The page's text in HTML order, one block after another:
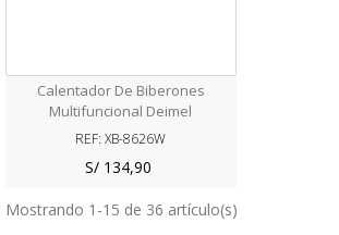
Calentador De Biberones
Multifuncional Deimel
REF: XB-8626W
S/ 134,90
Mostrando 1-15 de 36 artículo(s)